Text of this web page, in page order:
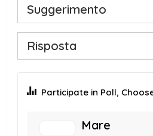
Suggerimento
Risposta
Participate in Poll,
Mare